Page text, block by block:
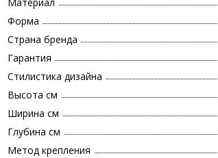
Форма
Страна бренда
Гарантия
Стилистика дизайна
Высота см
Ширина см
Глубина см
Метод крепления